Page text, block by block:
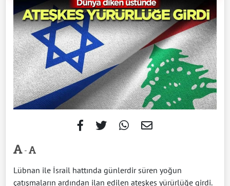
-
Lübnan ile İsrail hattında günlerdir süren yoğun
çatışmaların ardından ilan edilen ateşkes yürürlüğe girdi.